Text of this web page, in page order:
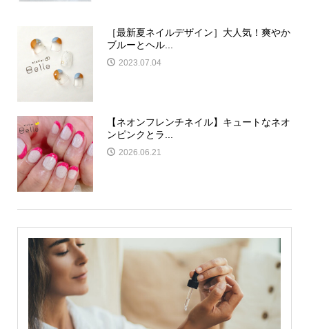
［最新夏ネイルデザイン］大人気！爽やか
ブルーとヘル...
2023.07.04
【ネオンフレンチネイル】キュートなネオ
ンピンクとラ...
2026.06.21